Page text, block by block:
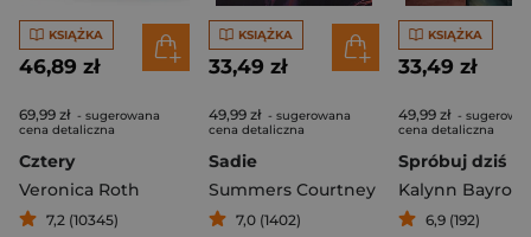
KSIĄŻKA
46,89 zł
69,99 zł - sugerowana
cena detaliczna
Cztery
Veronica Roth
7,2 (10345)
KSIĄŻKA
33,49 zł
49,99 zł - sugerowana
cena detaliczna
Sadie
Summers Courtney
7,0 (1402)
KSIĄŻKA
33,49 zł
49,99 zł -
cena detaliczna
Kalynn Bayron
6,9 (192)